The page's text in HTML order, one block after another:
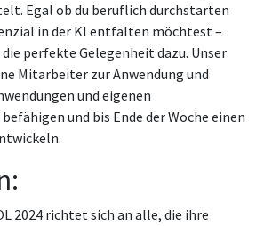
Egal ob du beruflich durchstarten
in der KI entfalten möchtest –
perfekte Gelegenheit dazu. Unser
Mitarbeiter zur Anwendung und
und eigenen
und bis Ende der Woche einen
2024 richtet sich an alle, die ihre